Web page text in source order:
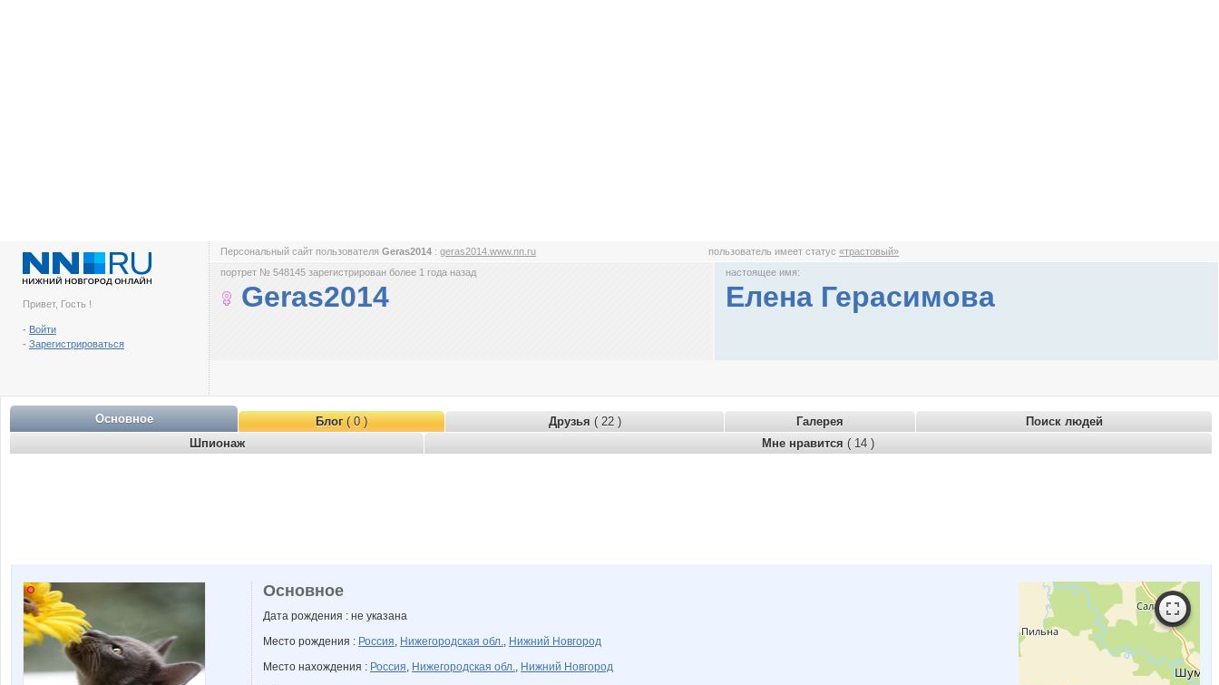
Привет, Гость !
- Войти
- Зарегистрироваться
Персональный сайт пользователя Geras2014 : geras2014.www.nn.ru пользователь имеет статус«трастовый»
портрет № 548145 зарегистрирован более 1 года назад
Geras2014
настоящее имя:
Елена Герасимова
Основное Блог( 0 ) Друзья ( 22 ) Галерея
Поиск людей
Шпионаж
Мне нравится ( 14 )
Основное
Дата рождения : не указана
Место рождения : Россия, Нижегородская обл., Нижний Новгород
Место нахождения : Россия, Нижегородская обл., Нижний Новгород